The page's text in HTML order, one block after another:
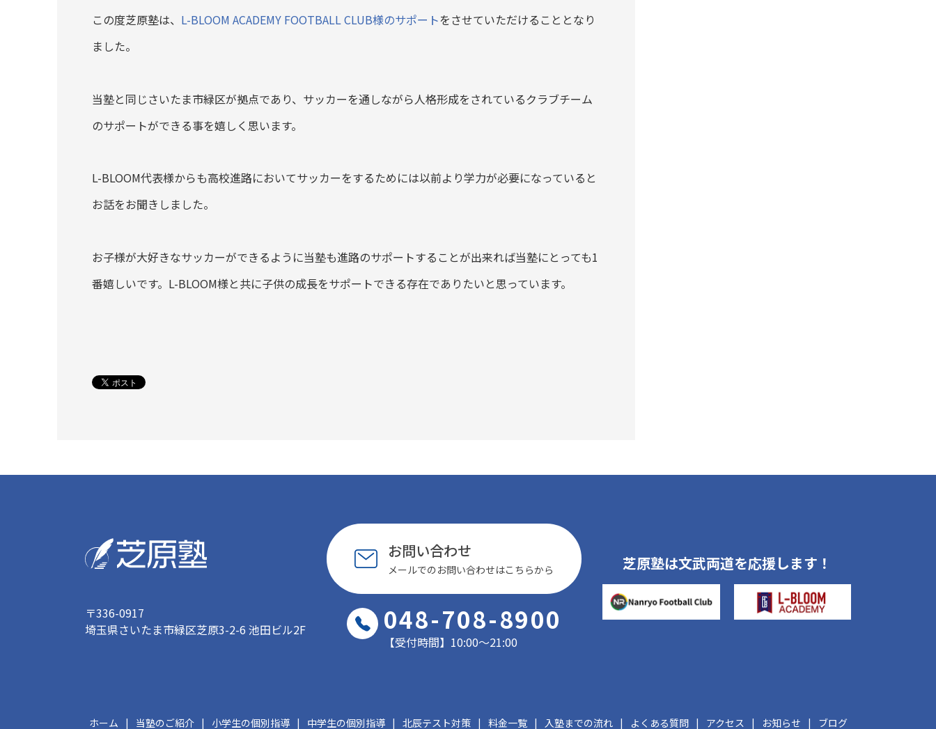
この度芝原塾は、 L-BLOOM ACADEMY FOOTBALL CLUB様のサポートをさせていただけることとなり
ました。
当塾と同じさいたま市緑区が拠点であり、サッカーを通しながら人格形成をされているクラブチーム
のサポートができる事を嬉しく思います。
L-BLOOM代表様からも高校進路においてサッカーをするためには以前より学力が必要になっていると
お話をお聞きしました。
お子様が大好きなサッカーができるように当塾も進路のサポートすることが出来れば当塾にとっても1
番嬉しいです。L-BLOOM様と共に子供の成長をサポートできる存在でありたいと思っています。
〒336-0917
埼玉県さいたま市緑区芝原3-2-6 池田ビル2F
お問い合わせ
メールでのお問い合わせはこちらから
048-708-8900
【受付時間】10:00〜21:00
芝原塾は文武両道を応援します！
ホーム 当塾のご紹介 小学生の個別指導 中学生の個別指導 北辰テスト対策 料金一覧 入塾までの流れ よくある質問 アクセス お知らせ ブログ